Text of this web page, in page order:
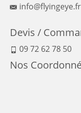
info@flyingeye.fr
Devis /
09 72 62 78 50
Nos